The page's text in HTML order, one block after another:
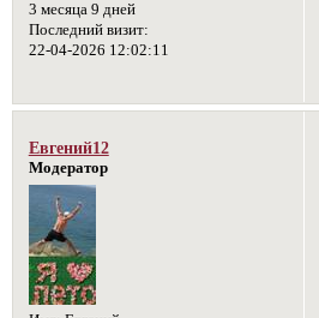
3 месяца 9 дней
Последний визит:
22-04-2026 12:02:11
Евгений12
Модератор